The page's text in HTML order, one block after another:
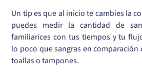
Un tip es que al inicio te cambies la
puedes medir la cantidad de
familiarices con tus tiempos y tu
lo poco que sangras en comparación
toallas o tampones.